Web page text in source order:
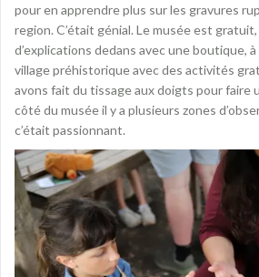
pour en apprendre plus sur les gravures
region. C’était génial. Le musée est gratuit,
d’explications dedans avec une boutique, à
village préhistorique avec des activités
avons fait du tissage aux doigts pour faire
côté du musée il y a plusieurs zones
c’était passionnant.